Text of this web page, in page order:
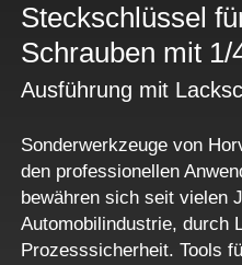
Steckschlüssel
Schrauben mit 1/
Ausführung mit
Sonderwerkzeuge von
den professionellen
bewähren sich seit vielen
Automobilindustrie, durch
Prozesssicherheit. Tools